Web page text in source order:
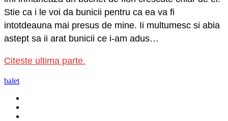
Stie ca i le voi da bunicii pentru ca ea va fi
intotdeauna mai presus de mine. Ii multumesc si abia
astept sa ii arat bunicii ce i-am adus…
Citeste ultima parte.
balet